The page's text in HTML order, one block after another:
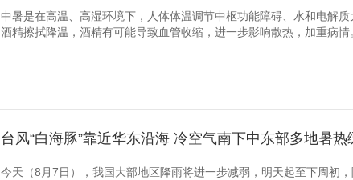
中暑是在高温、高湿环境下，人体体温调节中枢功能障碍、水和电解
酒精擦拭降温，酒精有可能导致血管收缩，进一步影响散热，加重病情
台风“白海豚”靠近华东沿海 冷空气南下中东部多地暑热
今天（8月7日），我国大部地区降雨将进一步减弱，明天起至下周初